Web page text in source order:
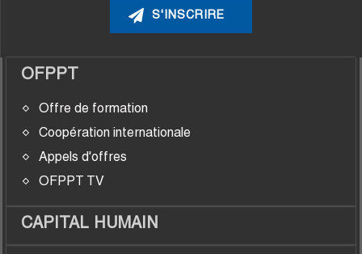
OFPPT
Offre de formation
Coopération internationale
Appels d'offres
OFPPT TV
CAPITAL HUMAIN